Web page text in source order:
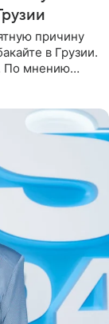
причину
в Грузии.
По мнению